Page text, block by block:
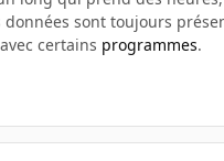
données sont toujours
certains programmes.